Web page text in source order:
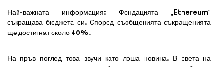
Най-важната информация: Фондацията „Ethereum“
съкращава бюджета си. Според съобщенията съкращенията
ще достигнат около 40%.
На пръв поглед това звучи като лоша новина. В света на